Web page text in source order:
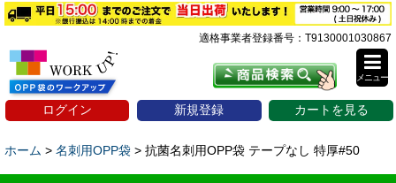
適格事業者登録番号：T9130001030867
ログイン 新規登録 カートを見る
メニュー
ホーム > 名刺用OPP袋 > 抗菌名刺用OPP袋 テープなし 特厚#50